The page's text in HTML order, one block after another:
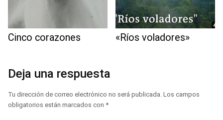
Cinco corazones «Ríos voladores»
Deja una respuesta
Tu dirección de correo electrónico no será publicada. Los campos
obligatorios están marcados con *